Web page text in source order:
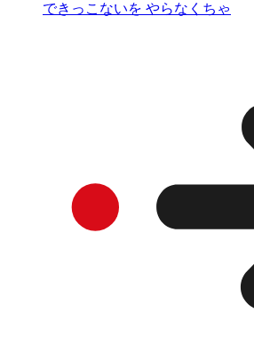
できっこないを やらなくちゃ